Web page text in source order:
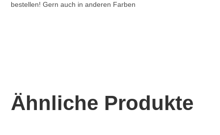
bestellen! Gern auch in anderen Farben
Ähnliche Produkte